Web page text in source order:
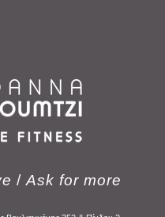
/ Ask for more